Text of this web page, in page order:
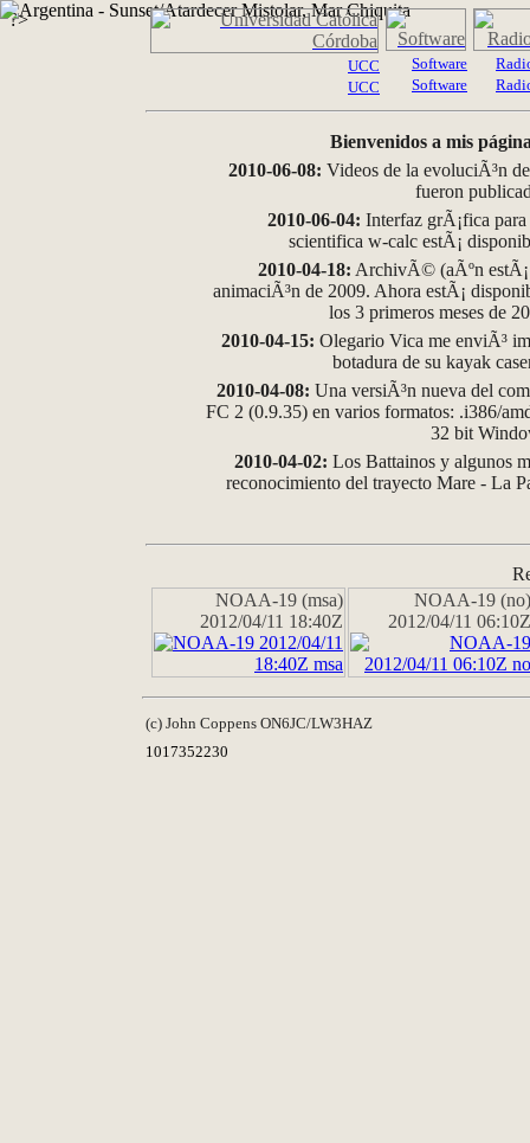
?>
UCC
UCC
Software
Software
Bienvenidos a mis
2010-06-08: Videos de la evoluciÃ³n
fueron
2010-06-04: Interfaz grÃ¡fica
scientifica w-calc estÃ¡
2010-04-18: ArchivÃ© (aÃºn
animaciÃ³n de 2009. Ahora estÃ¡
los 3 primeros meses de
2010-04-15: Olegario Vica me enviÃ³
botadura de su kayak
2010-04-08: Una versiÃ³n nueva del
FC 2 (0.9.35) en varios formatos: .i386/
32 bit
2010-04-02: Los Battainos y algunos
reconocimiento del trayecto Mare - La
NOAA-19 (msa)
2012/04/11 18:40Z
NOAA-19 (no)
2012/04/11 06:10Z
(c) John Coppens ON6JC/LW3HAZ
1017352230